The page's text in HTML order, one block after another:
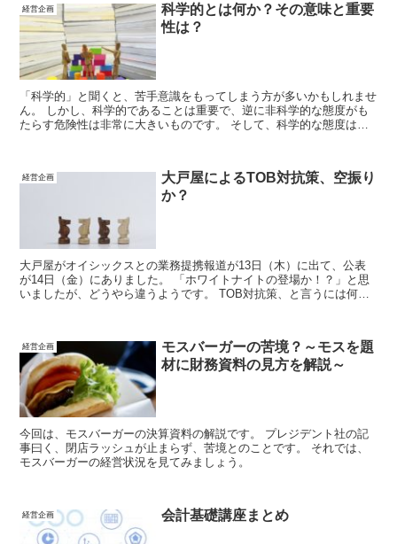
経営企画
科学的とは何か？その意味と重要
性は？
「科学的」と聞くと、苦手意識をもってしまう方が多いかもしれませ
ん。 しかし、科学的であることは重要で、逆に非科学的な態度がも
たらす危険性は非常に大きいものです。 そして、科学的な態度は、
経営企画
大戸屋によるTOB対抗策、空振り
か？
大戸屋がオイシックスとの業務提携報道が13日（木）に出て、公表
が14日（金）にありました。 「ホワイトナイトの登場か！？」と思
いましたが、どうやら違うようです。 TOB対抗策、と言うには何と
経営企画
モスバーガーの苦境？～モスを題
材に財務資料の見方を解説～
今回は、モスバーガーの決算資料の解説です。 プレジデント社の記
事曰く、閉店ラッシュが止まらず、苦境とのことです。 それでは、
モスバーガーの経営状況を見てみましょう。
経営企画 会計基礎講座まとめ